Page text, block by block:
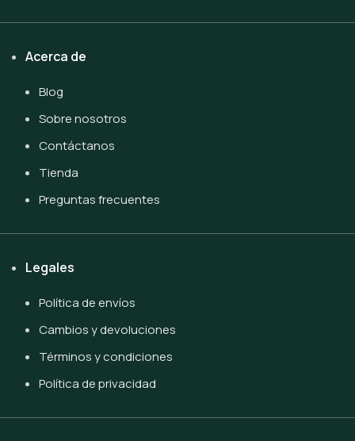
Acerca de
Blog
Sobre nosotros
Contáctanos
Tienda
Preguntas frecuentes
Legales
Política de envíos
Cambios y devoluciones
Términos y condiciones
Política de privacidad